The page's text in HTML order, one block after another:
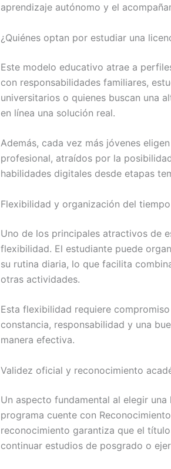
aprendizaje autónomo y el
¿Quiénes optan por estudiar una
Este modelo educativo atrae a
con responsabilidades familiares,
universitarios o quienes buscan una
en línea una solución real.
Además, cada vez más jóvenes
profesional, atraídos por la
habilidades digitales desde etapas
Flexibilidad y organización del tiempo
Uno de los principales atractivos de
flexibilidad. El estudiante puede
su rutina diaria, lo que facilita
otras actividades.
Esta flexibilidad requiere
constancia, responsabilidad y una
manera efectiva.
Validez oficial y reconocimiento
Un aspecto fundamental al elegir
programa cuente con
reconocimiento garantiza que el
continuar estudios de posgrado o